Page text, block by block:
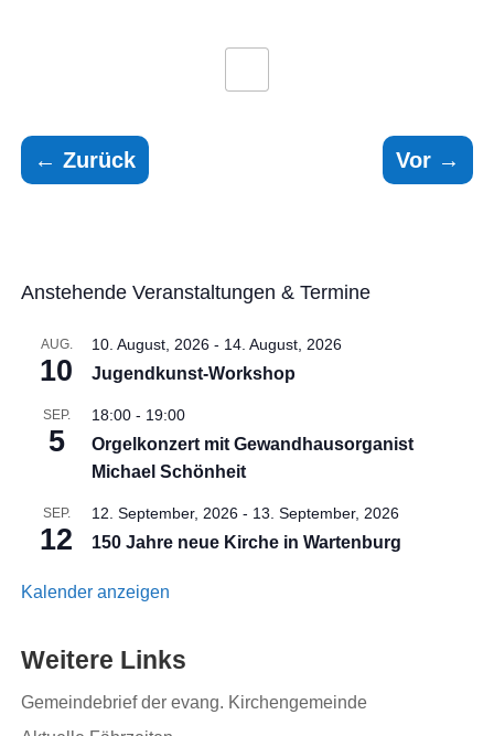
←Zurück Vor→
Anstehende Veranstaltungen & Termine
AUG.
10
10. August, 2026 - 14. August, 2026
Jugendkunst-Workshop
SEP.
5
18:00 - 19:00
Orgelkonzert mit Gewandhausorganist
Michael Schönheit
SEP.
12
12. September, 2026 - 13. September, 2026
150 Jahre neue Kirche in Wartenburg
Kalender anzeigen
Weitere Links
Gemeindebrief der evang. Kirchengemeinde